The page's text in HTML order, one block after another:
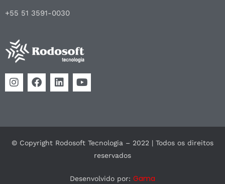
+55 51 3591-0030
© Copyright Rodosoft Tecnologia – 2022 | Todos os direitos
reservados
Desenvolvido por: Gama